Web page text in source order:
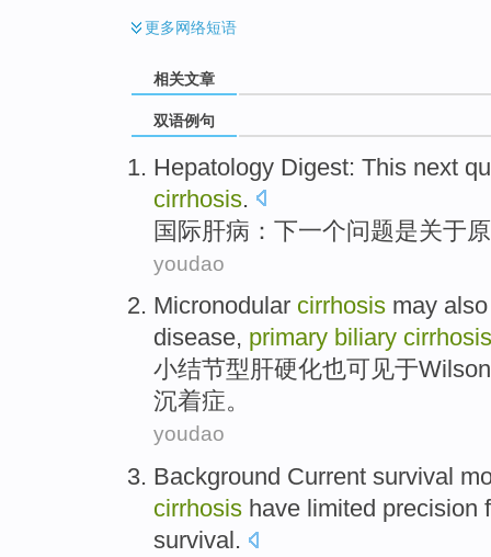
更多网络短语
相关文章
双语例句
Hepatology Digest: This next
cirrhosis.
国际肝病 ： 下一个问题是关于
youdao
Micronodular cirrhosis may also
disease, primary biliary cirrhosis
小结节型肝硬化也可见于Wilson
沉着症。
youdao
Background Current survival
cirrhosis have limited precision
survival.